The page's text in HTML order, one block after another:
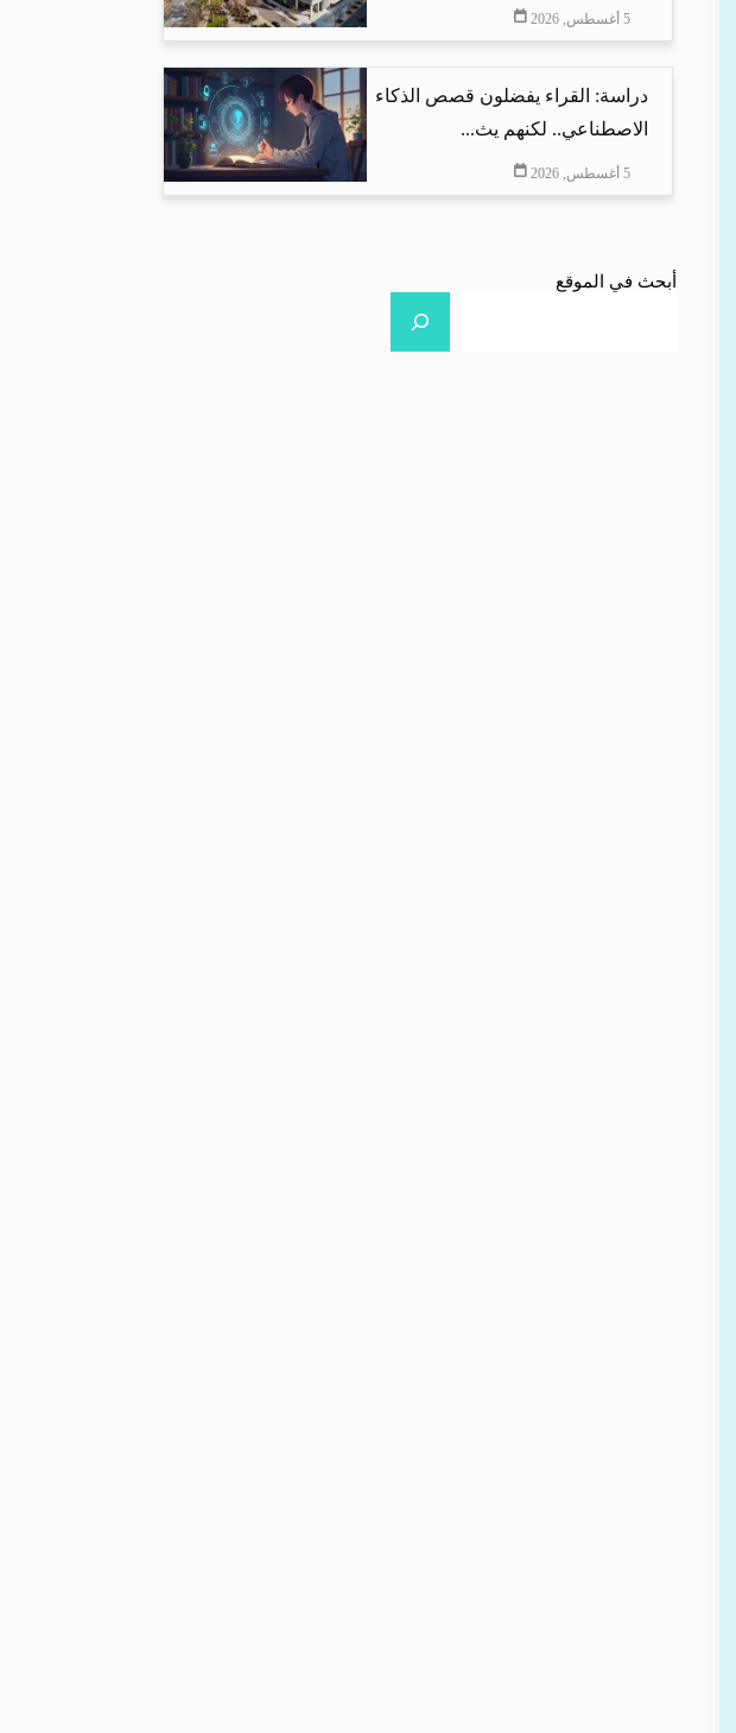
5 أغسطس, 2026
دراسة: القراء يفضلون قصص الذكاء
الاصطناعي.. لكنهم يث...
5 أغسطس, 2026
أبحث في الموقع